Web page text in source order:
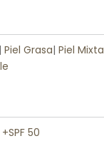
| Piel Grasa| Piel Mixta
50